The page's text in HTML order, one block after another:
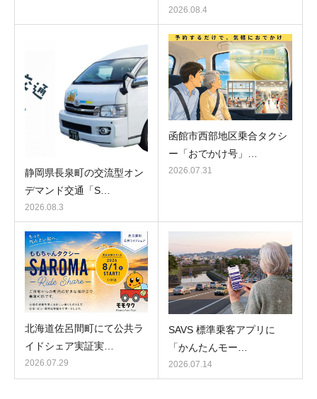
2026.08.4
静岡県長泉町の交流型オン
デマンド交通「S…
2026.08.3
函館市西部地区乗合タクシ
ー「おでかけ号」…
2026.07.31
北海道佐呂間町にて公共ラ
イドシェア実証実…
2026.07.29
SAVS 標準乗客アプリに
「かんたんモー…
2026.07.14